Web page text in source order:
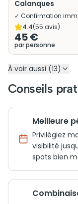
Calanques
✓ Confirmation
4.4(55 avis)
45 €
par personne
À voir aussi (13)
Conseils
Meilleure
Privilégiez
visibilité
spots bien